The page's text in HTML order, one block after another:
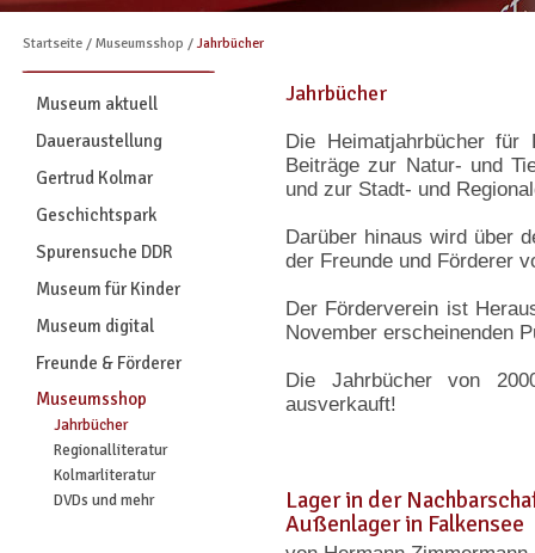
Startseite / Museumsshop /Jahrbücher
Museum aktuell
Daueraustellung
Gertrud Kolmar
Geschichtspark
Spurensuche DDR
Museum für Kinder
Museum digital
Freunde & Förderer
Museumsshop
Jahrbücher
Regionalliteratur
Kolmarliteratur
DVDs und mehr
Jahrbücher
Die Heimatjahrbücher für
Beiträge zur Natur- und
und zur Stadt- und
Darüber hinaus wird über
der Freunde und Förderer
Der Förderverein ist
November erscheinenden
Die Jahrbücher von
ausverkauft!
Lager in der
Außenlager in Falkensee